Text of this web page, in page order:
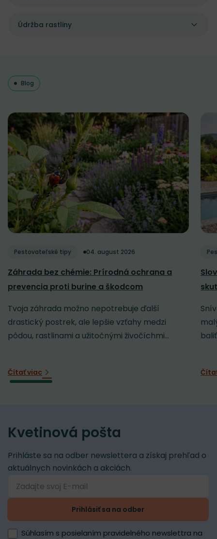
Údržba rastliny
Blog
Pestovateľské tipy 04. august 2026
Záhrada bez chémie: Prírodná ochrana a
prevencia proti burine a škodcom
Tvoja záhrada možno nepotrebuje ďalší
drastický postrek, ale lepšie vzťahy medzi
pôdou, rastlinami a užitočnými živočíchmi...
Čítať viac
Kvetinová pošta
Prihláste sa na odber newslettera a získaj prehľad o
aktuálnych novinkách a akciách.
Prihlásiť sa na odber
Súhlasím s posielaním pravidelného newslettra na